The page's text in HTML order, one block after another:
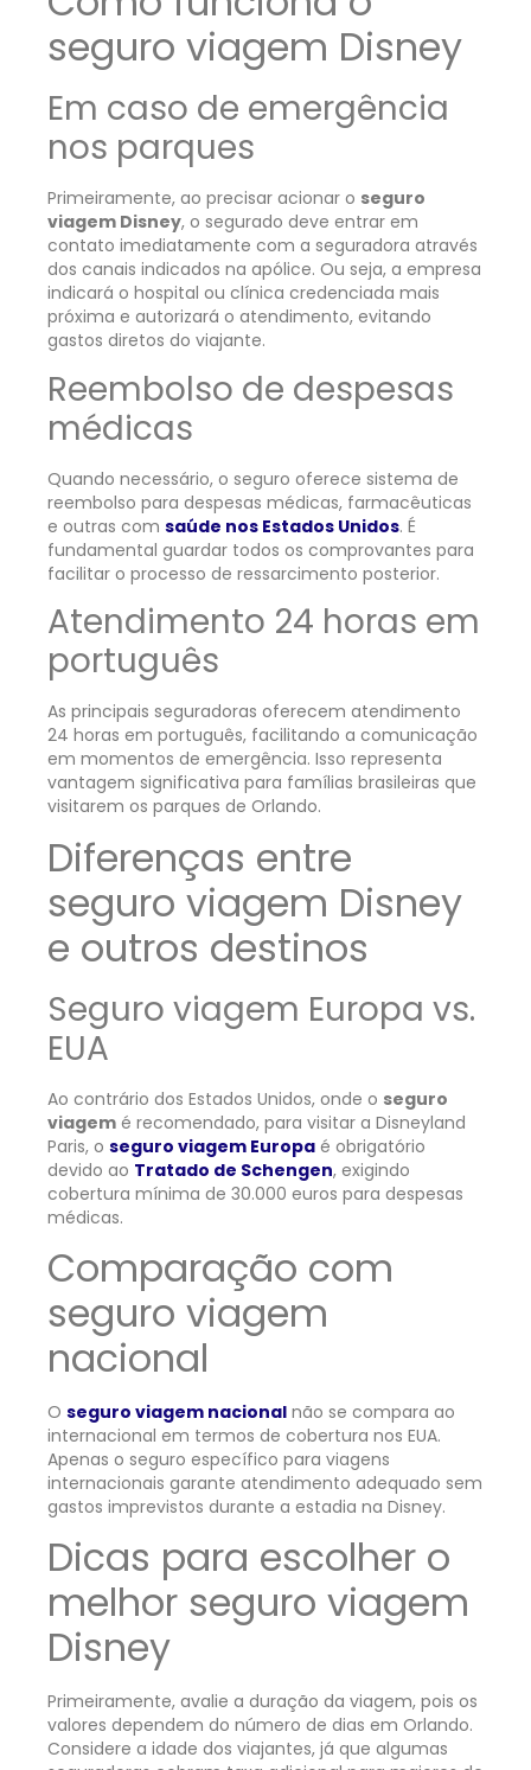
seguro viagem Disney
Em caso de emergência
nos parques
Primeiramente, ao precisar acionar o seguro
viagem Disney, o segurado deve entrar em
contato imediatamente com a seguradora através
dos canais indicados na apólice. Ou seja, a empresa
indicará o hospital ou clínica credenciada mais
próxima e autorizará o atendimento, evitando
gastos diretos do viajante.
Reembolso de despesas
médicas
Quando necessário, o seguro oferece sistema de
reembolso para despesas médicas, farmacêuticas
e outras com saúde nos Estados Unidos. É
fundamental guardar todos os comprovantes para
facilitar o processo de ressarcimento posterior.
Atendimento 24 horas em
português
As principais seguradoras oferecem atendimento
24 horas em português, facilitando a comunicação
em momentos de emergência. Isso representa
vantagem significativa para famílias brasileiras que
visitarem os parques de Orlando.
Diferenças entre
seguro viagem Disney
e outros destinos
Seguro viagem Europa vs.
EUA
Ao contrário dos Estados Unidos, onde o seguro
viagem é recomendado, para visitar a Disneyland
Paris, o seguro viagem Europa é obrigatório
devido ao Tratado de Schengen, exigindo
cobertura mínima de 30.000 euros para despesas
médicas.
Comparação com
seguro viagem
nacional
O seguro viagem nacional não se compara ao
internacional em termos de cobertura nos EUA.
Apenas o seguro específico para viagens
internacionais garante atendimento adequado sem
gastos imprevistos durante a estadia na Disney.
Dicas para escolher o
melhor seguro viagem
Disney
Primeiramente, avalie a duração da viagem, pois os
valores dependem do número de dias em Orlando.
Considere a idade dos viajantes, já que algumas